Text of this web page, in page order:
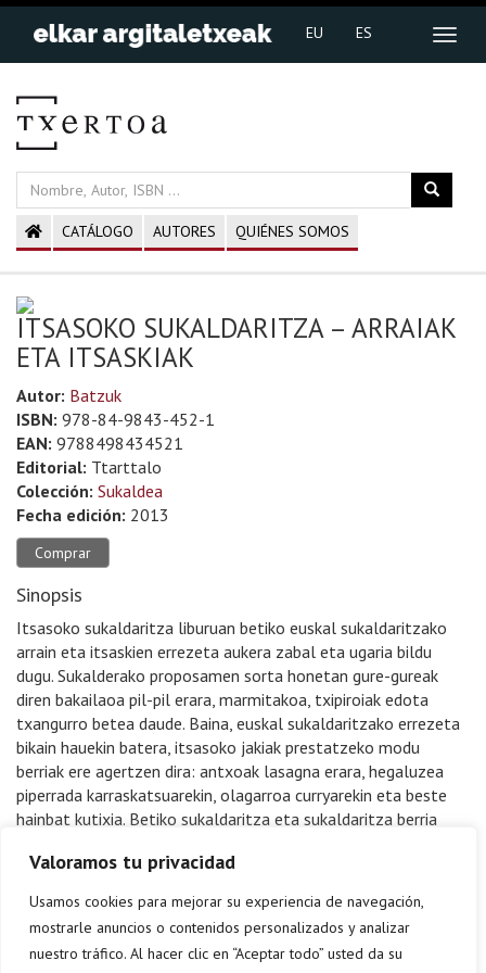
Valoramos tu privacidad
Usamos cookies para mejorar su experiencia de navegación,
mostrarle anuncios o contenidos personalizados y analizar
nuestro tráfico. Al hacer clic en “Aceptar todo” usted da su
EU ES
CATÁLOGO AUTORES QUIÉNES SOMOS
ITSASOKO SUKALDARITZA – ARRAIAK
ETA ITSASKIAK
Autor: Batzuk
ISBN: 978-84-9843-452-1
EAN: 9788498434521
Editorial: Ttarttalo
Colección: Sukaldea
Fecha edición: 2013
Comprar
Sinopsis
Itsasoko sukaldaritza liburuan betiko euskal sukaldaritzako
arrain eta itsaskien errezeta aukera zabal eta ugaria bildu
dugu. Sukalderako proposamen sorta honetan gure-gureak
diren bakailaoa pil-pil erara, marmitakoa, txipiroiak edota
txangurro betea daude. Baina, euskal sukaldaritzako errezeta
bikain hauekin batera, itsasoko jakiak prestatzeko modu
berriak ere agertzen dira: antxoak lasagna erara, hegaluzea
piperrada karraskatsuarekin, olagarroa curryarekin eta beste
hainbat kutixia. Betiko sukaldaritza eta sukaldaritza berria